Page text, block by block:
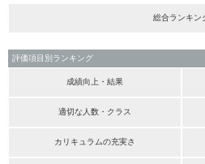
総合ランキン
評価項目別ランキング
成績向上・結果
適切な人数・クラス
カリキュラムの充実さ